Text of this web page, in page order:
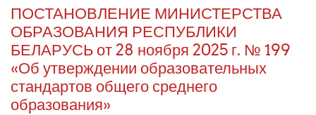
ПОСТАНОВЛЕНИЕ МИНИСТЕРСТВА
ОБРАЗОВАНИЯ РЕСПУБЛИКИ
БЕЛАРУСЬ от 28 ноября 2025 г. № 199
«Об утверждении образовательных
стандартов общего среднего
образования»